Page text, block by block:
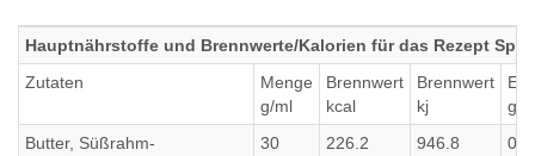
Hauptnährstoffe und Brennwerte/Kalorien für das Rezept
Zutaten
Menge
g/ml
Brennwert
kcal
Brennwert
kj
g
Butter, Süßrahm-
30 226.2 946.8